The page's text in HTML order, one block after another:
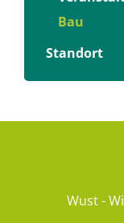
Bau
Standort
Wust -